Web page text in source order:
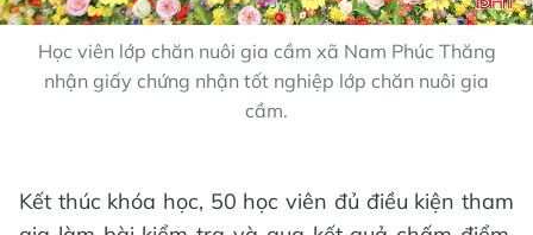
Học viên lớp chăn nuôi gia cầm xã Nam Phúc Thăng
nhận giấy chứng nhận tốt nghiệp lớp chăn nuôi gia
cầm.
Kết thúc khóa học, 50 học viên đủ điều kiện tham